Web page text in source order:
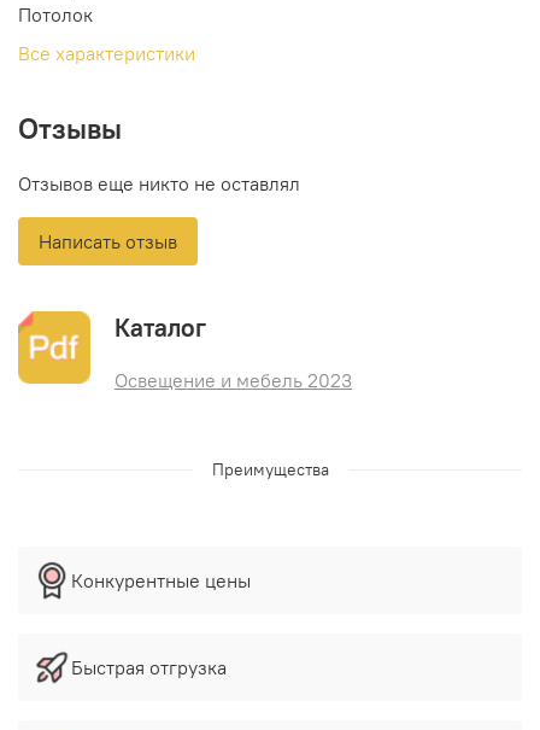
Потолок
Все характеристики
Отзывы
Отзывов еще никто не оставлял
Написать отзыв
Каталог
Освещение и мебель 2023
Преимущества
Конкурентные цены
Быстрая отгрузка